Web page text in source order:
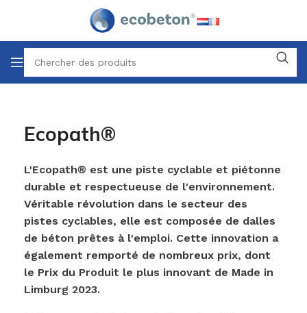
Ecopath®
L'Ecopath® est une piste cyclable et piétonne
durable et respectueuse de l'environnement.
Véritable révolution dans le secteur des
pistes cyclables, elle est composée de dalles
de béton prêtes à l'emploi. Cette innovation a
également remporté de nombreux prix, dont
le Prix du Produit le plus innovant de Made in
Limburg 2023.